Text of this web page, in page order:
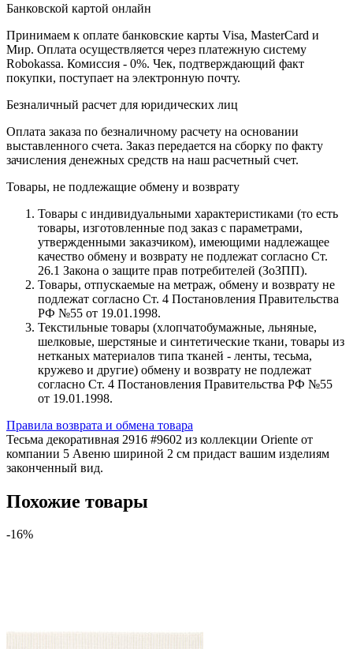
Банковской картой онлайн
Принимаем к оплате банковские карты Visa, MasterCard и
Мир. Оплата осуществляется через платежную систему
Robokassa. Комиссия - 0%. Чек, подтверждающий факт
покупки, поступает на электронную почту.
Безналичный расчет для юридических лиц
Оплата заказа по безналичному расчету на основании
выставленного счета. Заказ передается на сборку по факту
зачисления денежных средств на наш расчетный счет.
Товары, не подлежащие обмену и возврату
Товары с индивидуальными характеристиками (то есть
товары, изготовленные под заказ с параметрами,
утвержденными заказчиком), имеющими надлежащее
качество обмену и возврату не подлежат согласно Ст.
26.1 Закона о защите прав потребителей (ЗоЗПП).
Товары, отпускаемые на метраж, обмену и возврату не
подлежат согласно Ст. 4 Постановления Правительства
РФ №55 от 19.01.1998.
Текстильные товары (хлопчатобумажные, льняные,
шелковые, шерстяные и синтетические ткани, товары из
нетканых материалов типа тканей - ленты, тесьма,
кружево и другие) обмену и возврату не подлежат
согласно Ст. 4 Постановления Правительства РФ №55
от 19.01.1998.
Правила возврата и обмена товара
Тесьма декоративная 2916 #9602 из коллекции Oriente от
компании 5 Авеню шириной 2 см придаст вашим изделиям
законченный вид.
Похожие товары
-16%